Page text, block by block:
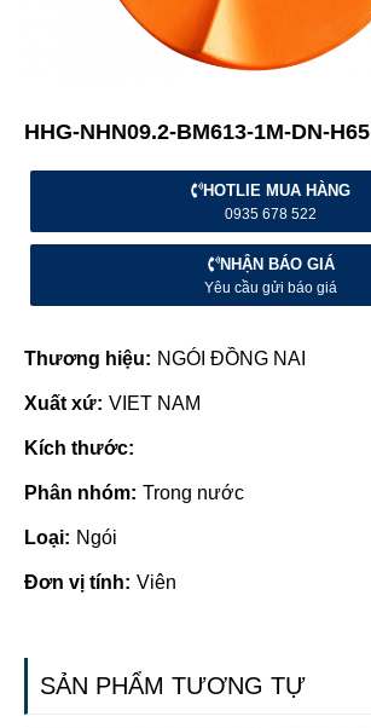
HHG-NHN09.2-BM613-1M-DN-H65
HOTLIE MUA HÀNG
0935 678 522
NHẬN BÁO GIÁ
Yêu cầu gửi báo giá
Thương hiệu: NGÓI ĐỒNG NAI
Xuất xứ: VIET NAM
Kích thước:
Phân nhóm: Trong nước
Loại: Ngói
Đơn vị tính: Viên
SẢN PHẨM TƯƠNG TỰ